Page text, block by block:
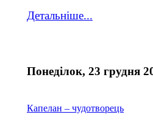
Детальніше...
Понеділок, 23 грудня
Капелан – чудотворець